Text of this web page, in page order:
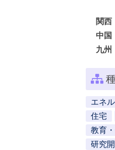
関西
中国
九州
エネ
住宅
教育
研究